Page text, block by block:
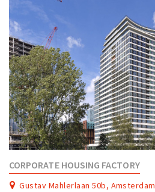
CORPORATE HOUSING FACTORY
Gustav Mahlerlaan 50b, Amsterdam